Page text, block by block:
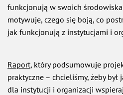
funkcjonują w swoich
motywuje, czego się boją, co
jak funkcjonują z instytucjami i
Raport, który podsumowuje
praktyczne – chcieliśmy, żeby
dla instytucji i organizacji